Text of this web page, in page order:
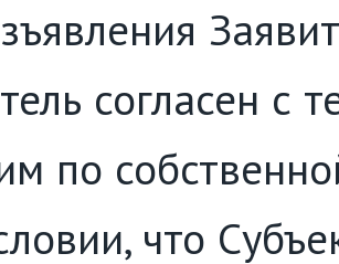
согласен с
по
что